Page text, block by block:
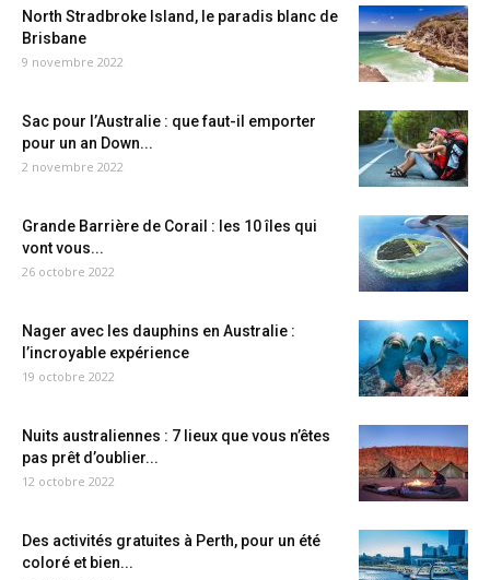
North Stradbroke Island, le paradis blanc de
Brisbane
9 novembre 2022
Sac pour l’Australie : que faut-il emporter
pour un an Down...
2 novembre 2022
Grande Barrière de Corail : les 10 îles qui
vont vous...
26 octobre 2022
Nager avec les dauphins en Australie :
l’incroyable expérience
19 octobre 2022
Nuits australiennes : 7 lieux que vous n’êtes
pas prêt d’oublier...
12 octobre 2022
Des activités gratuites à Perth, pour un été
coloré et bien...